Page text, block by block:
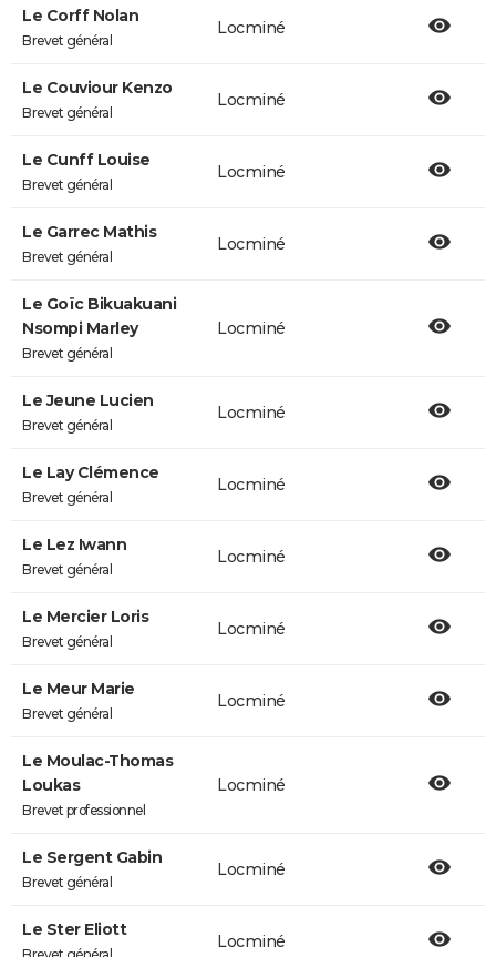
Le Corff Nolan
Brevet général
Locminé
Le Couviour Kenzo
Brevet général
Locminé
Le Cunff Louise
Brevet général
Locminé
Le Garrec Mathis
Brevet général
Locminé
Le Goïc Bikuakuani
Nsompi Marley
Brevet général
Locminé
Le Jeune Lucien
Brevet général
Locminé
Le Lay Clémence
Brevet général
Locminé
Le Lez Iwann
Brevet général
Locminé
Le Mercier Loris
Brevet général
Locminé
Le Meur Marie
Brevet général
Locminé
Le Moulac-Thomas
Loukas
Brevet professionnel
Locminé
Le Sergent Gabin
Brevet général
Locminé
Le Ster Eliott
Locminé